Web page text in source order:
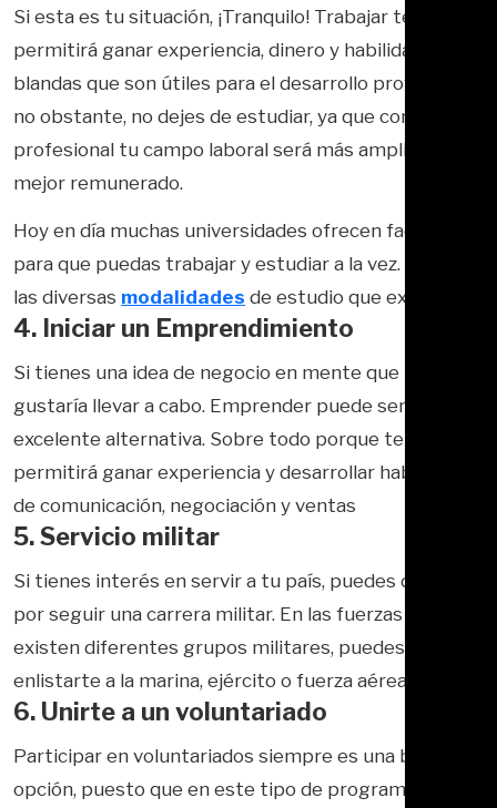
Si esta es tu situación, ¡Tranquilo! Trabajar te
permitirá ganar experiencia, dinero y habilidades
blandas que son útiles para el desarrollo profesional,
no obstante, no dejes de estudiar, ya que como
profesional tu campo laboral será más amplio y
mejor remunerado.
Hoy en día muchas universidades ofrecen facilidades
para que puedas trabajar y estudiar a la vez. Conoce
las diversas modalidades de estudio que existen.
4. Iniciar un Emprendimiento
Si tienes una idea de negocio en mente que te
gustaría llevar a cabo. Emprender puede ser una
excelente alternativa. Sobre todo porque te
permitirá ganar experiencia y desarrollar habilidades
de comunicación, negociación y ventas
5. Servicio militar
Si tienes interés en servir a tu país, puedes optar
por seguir una carrera militar. En las fuerzas armadas
existen diferentes grupos militares, puedes
enlistarte a la marina, ejército o fuerza aérea.
6. Unirte a un voluntariado
Participar en voluntariados siempre es una buena
opción, puesto que en este tipo de programas